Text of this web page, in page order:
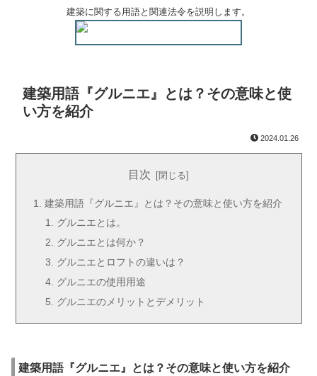
建築に関する用語と関連法令を説明します。
建築用語『グルニエ』とは？その意味と使
い方を紹介
2024.01.26
目次
建築用語『グルニエ』とは？その意味と使い方を紹介
グルニエとは。
グルニエとは何か？
グルニエとロフトの違いは？
グルニエの使用用途
グルニエのメリットとデメリット
建築用語『グルニエ』とは？その意味と使い方を紹介